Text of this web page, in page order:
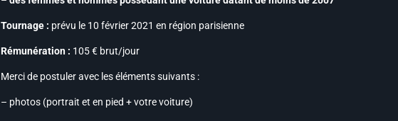
Tournage : prévu le 10 février 2021 en région parisienne
Rémunération : 105 € brut/jour
Merci de postuler avec les éléments suivants :
– photos (portrait et en pied + votre voiture)